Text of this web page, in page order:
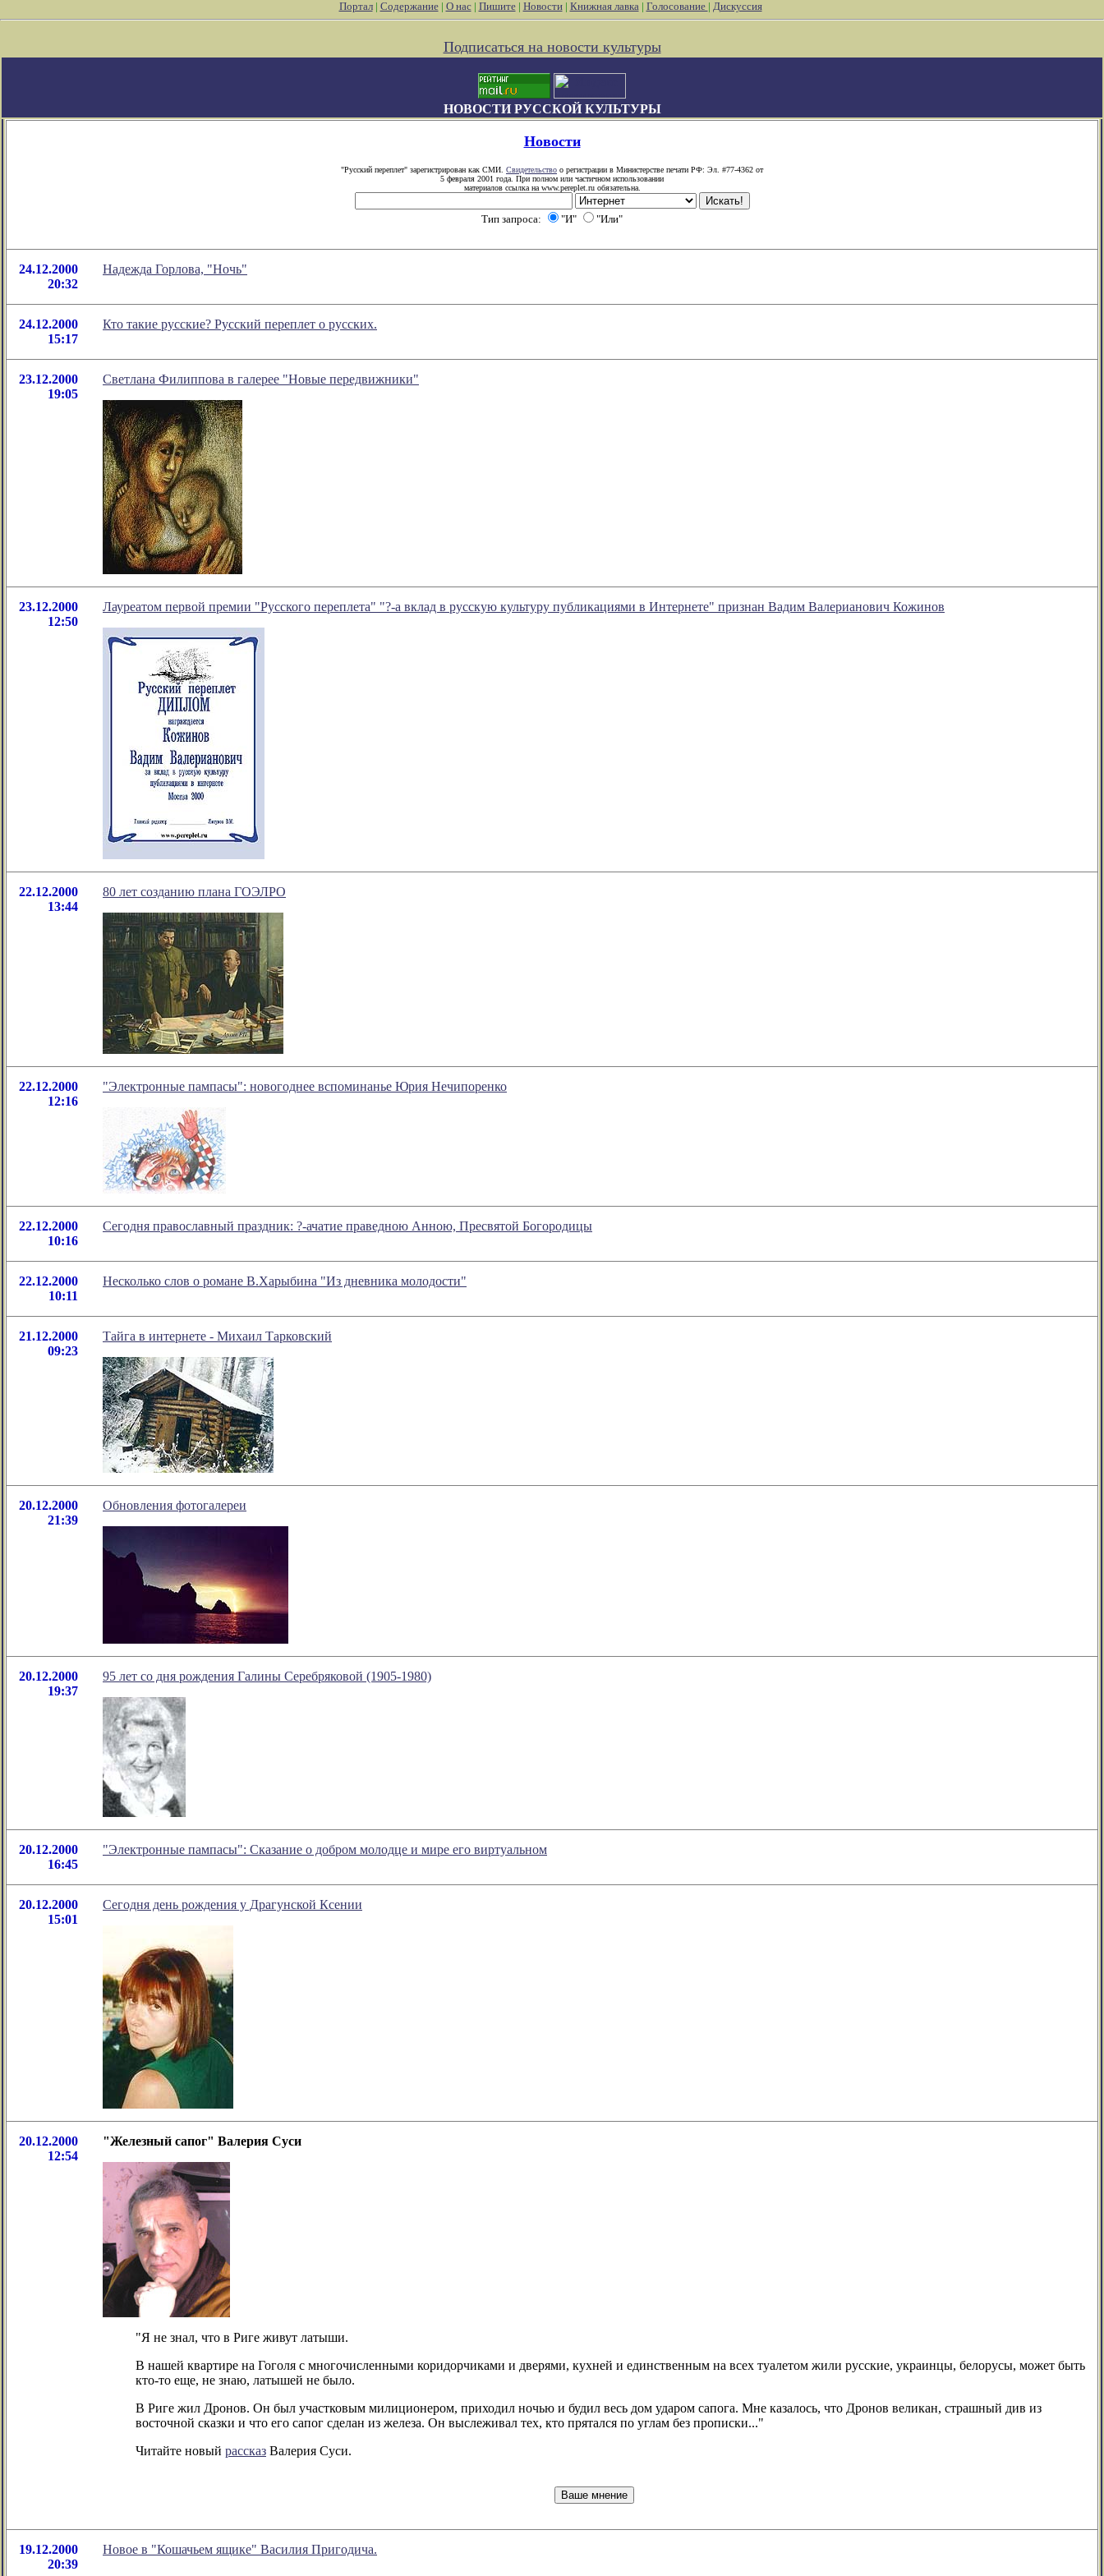
Портал| Содержание| О нас| Пишите| Новости| Книжная лавка| Голосование | Дискуссия
Подписаться на новости культуры
НОВОСТИ РУССКОЙ КУЛЬТУРЫ
Новости
"Русский переплет" зарегистрирован как СМИ. Свидетельство о регистрации в Министерстве печати РФ: Эл. #77-4362 от
5 февраля 2001 года. При полном или частичном использовании
материалов ссылка на www.pereplet.ru обязательна.
Тип запроса: "И" "Или"
24.12.2000
20:32
Надежда Горлова, "Ночь"
24.12.2000
15:17
Кто такие русские? Русский переплет о русских.
23.12.2000
19:05
Светлана Филиппова в галерее "Новые передвижники"
23.12.2000
12:50
Лауреатом первой премии "Русского переплета" "?-а вклад в русскую культуру публикациями в Интернете" признан Вадим Валерианович Кожинов
22.12.2000
13:44
80 лет созданию плана ГОЭЛРО
22.12.2000
12:16
"Электронные пампасы": новогоднее вспоминанье Юрия Нечипоренко
22.12.2000
10:16
Сегодня православный праздник: ?-ачатие праведною Анною, Пресвятой Богородицы
22.12.2000
10:11
Несколько слов о романе В.Харыбина "Из дневника молодости"
21.12.2000
09:23
Тайга в интернете - Михаил Тарковский
20.12.2000
21:39
Обновления фотогалереи
20.12.2000
19:37
95 лет со дня рождения Галины Серебряковой (1905-1980)
20.12.2000
16:45
"Электронные пампасы": Сказание о добром молодце и мире его виртуальном
20.12.2000
15:01
Сегодня день рождения у Драгунской Ксении
20.12.2000
12:54
"Железный сапог" Валерия Суси
"Я не знал, что в Риге живут латыши.
В нашей квартире на Гоголя с многочисленными коридорчиками и дверями, кухней и единственным на всех туалетом жили русские, украинцы, белорусы, может быть
кто-то еще, не знаю, латышей не было.
В Риге жил Дронов. Он был участковым милиционером, приходил ночью и будил весь дом ударом сапога. Мне казалось, что Дронов великан, страшный див из
восточной сказки и что его сапог сделан из железа. Он выслеживал тех, кто прятался по углам без прописки..."
Читайте новый рассказ Валерия Суси.
19.12.2000
20:39
Новое в "Кошачьем ящике" Василия Пригодича.